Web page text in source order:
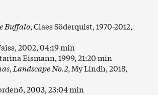
Buffalo, Claes Söderquist, 1970-2012,
2002, 04:19 min
Eismann, 1999, 21:20 min
, Landscape No.2, My Lindh, 2018,
2003, 23:04 min